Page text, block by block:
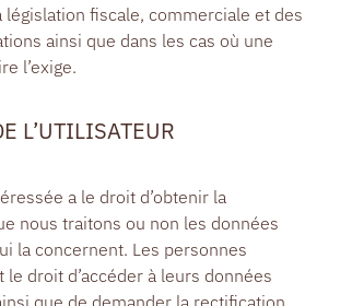
législation fiscale, commerciale et des
ainsi que dans les cas où une
l’exige.
L’UTILISATEUR
a le droit d’obtenir la
nous traitons ou non les données
la concernent. Les personnes
droit d’accéder à leurs données
que de demander la rectification